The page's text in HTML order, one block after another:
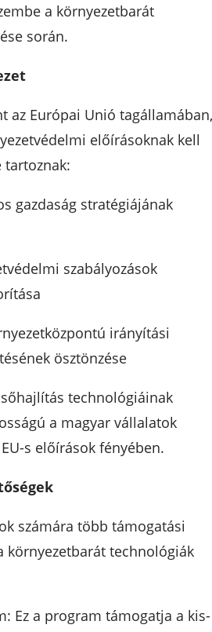
a környezetbarát
során.
az Európai Unió tagállamában,
előírásoknak kell
tartoznak:
gazdaság stratégiájának
szabályozások
irányítási
ösztönzése
technológiáinak
a magyar vállalatok
s előírások fényében.
számára több támogatási
környezetbarát technológiák
Ez a program támogatja a kis-